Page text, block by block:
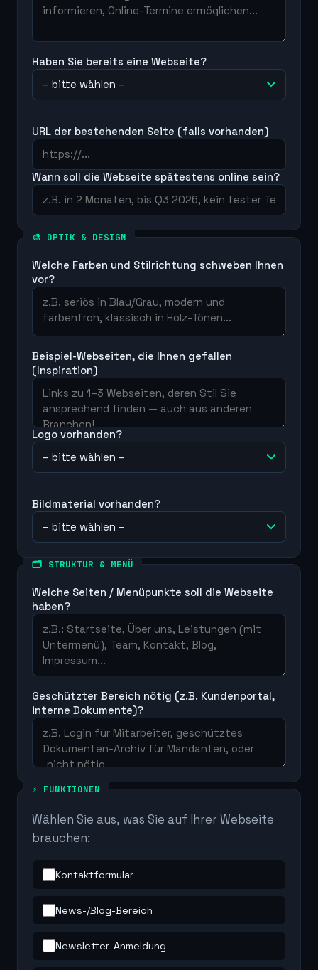
Haben Sie bereits eine Webseite?
URL der bestehenden Seite (falls vorhanden)
Wann soll die Webseite spätestens online sein?
🎨 OPTIK & DESIGN
Welche Farben und Stilrichtung schweben Ihnen
vor?
Beispiel-Webseiten, die Ihnen gefallen
(Inspiration)
Logo vorhanden?
Bildmaterial vorhanden?
🗂 STRUKTUR & MENÜ
Welche Seiten / Menüpunkte soll die Webseite
haben?
Geschützter Bereich nötig (z.B. Kundenportal,
interne Dokumente)?
⚡ FUNKTIONEN
Wählen Sie aus, was Sie auf Ihrer Webseite
brauchen:
Kontaktformular
News-/Blog-Bereich
Newsletter-Anmeldung